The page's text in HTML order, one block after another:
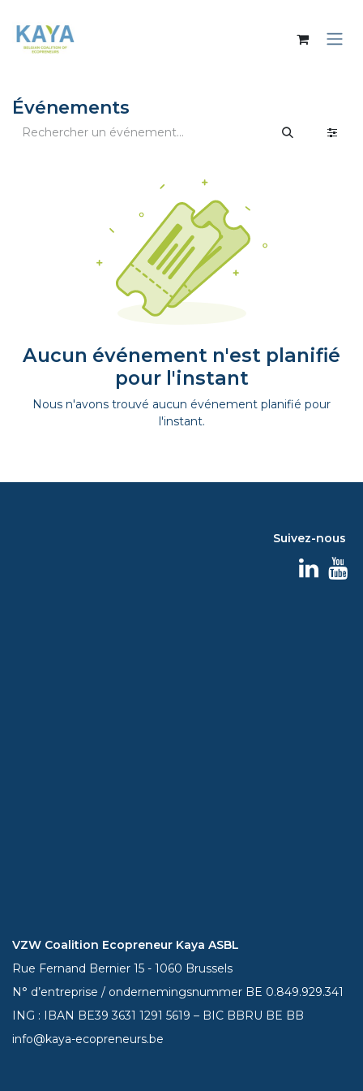
Événements
Aucun événement n'est planifié
pour l'instant
Nous n'avons trouvé aucun événement planifié pour
l'instant.
Suivez-nous
VZW Coalition Ecopreneur Kaya ASBL
Rue Fernand Bernier 15 - 1060 Brussels
N° d’entreprise / ondernemingsnummer BE 0.849.929.341
ING : IBAN BE393631 1291 5619 – BIC BBRU BE BB
info@kaya-ecopreneurs.be